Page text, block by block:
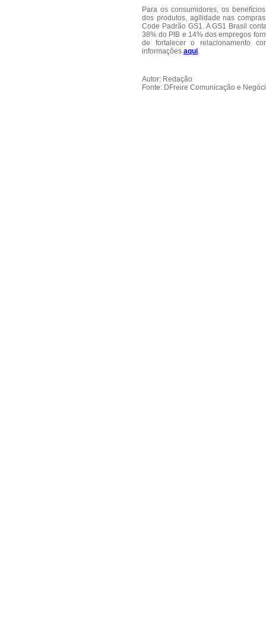
Para os consumidores, os
dos produtos, agilidade nas
Code Padrão GS1. A GS1 Brasil
38% do PIB e 14% dos empregos
de fortalecer o relacionamento
informações aqui.
Autor: Redação
Fonte: DFreire Comunicação e